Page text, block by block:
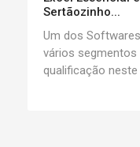
Sertãozinho...
Um dos
vários segmentos
qualificação neste